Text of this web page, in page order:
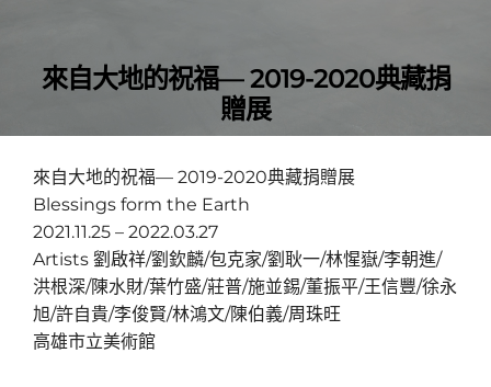
來自大地的祝福— 2019-2020典藏捐
贈展
來自大地的祝福— 2019-2020典藏捐贈展
Blessings form the Earth
2021.11.25 – 2022.03.27
Artists 劉啟祥/劉欽麟/包克家/劉耿一/林惺嶽/李朝進/
洪根深/陳水財/葉竹盛/莊普/施並錫/董振平/王信豐/徐永
旭/許自貴/李俊賢/林鴻文/陳伯義/周珠旺
高雄市立美術館